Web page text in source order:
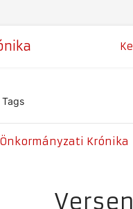
Tags
Önkormányzati Krónika